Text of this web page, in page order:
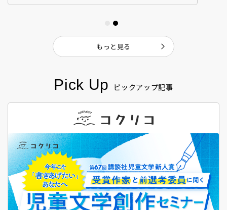
Pick Up ピックアップ記事
もっと見る